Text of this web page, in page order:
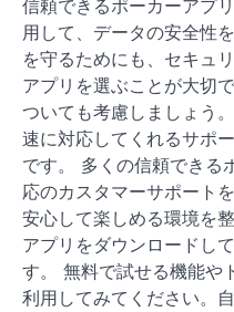
信頼できるポーカーアプ
用して、データの安全性
を守るためにも、セキュ
アプリを選ぶことが大切
ついても考慮しましょう
速に対応してくれるサポ
です。 多くの信頼できる
応のカスタマーサポート
安心して楽しめる環境を
アプリをダウンロードし
す。 無料で試せる機能や
利用してみてください。